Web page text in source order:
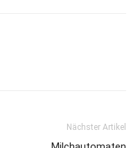
Nächster Artikel